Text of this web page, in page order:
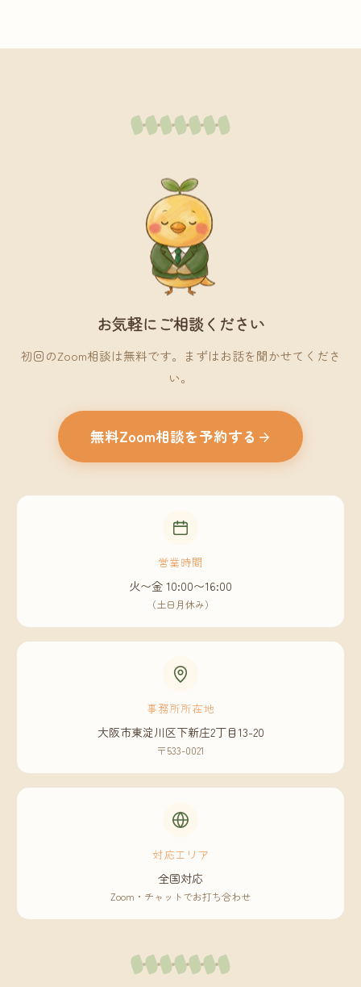
お気軽にご相談ください
初回のZoom相談は無料です。まずはお話を聞かせてくださ
い。
無料Zoom相談を予約する
営業時間
火〜金 10:00〜16:00
（土日月休み）
事務所所在地
大阪市東淀川区下新庄2丁目13-20
〒533-0021
対応エリア
全国対応
Zoom・チャットでお打ち合わせ